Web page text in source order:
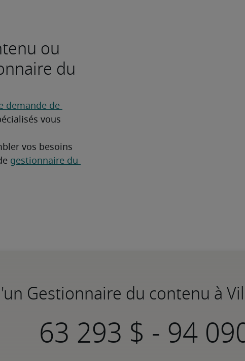
ou
du
demande de
vous
vos besoins
gestionnaire du
Gestionnaire du contenu à
-